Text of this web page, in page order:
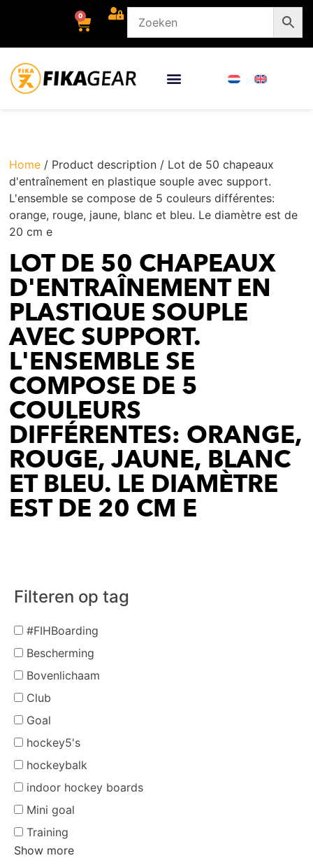
0
Home / Product description / Lot de 50 chapeaux
d'entraînement en plastique souple avec support.
L'ensemble se compose de 5 couleurs différentes:
orange, rouge, jaune, blanc et bleu. Le diamètre est de
20 cm e
LOT DE 50 CHAPEAUX
D'ENTRAÎNEMENT EN
PLASTIQUE SOUPLE
AVEC SUPPORT.
L'ENSEMBLE SE
COMPOSE DE 5
COULEURS
DIFFÉRENTES: ORANGE,
ROUGE, JAUNE, BLANC
ET BLEU. LE DIAMÈTRE
EST DE 20 CM E
Filteren op tag
#FIHBoarding
Bescherming
Bovenlichaam
Club
Goal
hockey5's
hockeybalk
indoor hockey boards
Mini goal
Training
Show more